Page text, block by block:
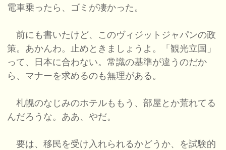
電車乗ったら、ゴミが凄かった。
前にも書いたけど、このヴィジットジャパンの政
策。あかんわ。止めときましょうよ。「観光立国」
って、日本に合わない。常識の基準が違うのだか
ら、マナーを求めるのも無理がある。
札幌のなじみのホテルももう、部屋とか荒れてる
んだろうな。ああ、やだ。
要は、移民を受け入れられるかどうか、を試験的